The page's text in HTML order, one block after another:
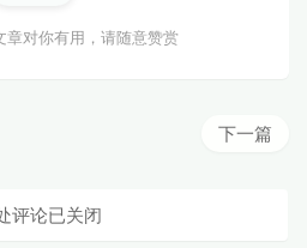
章对你有用，请随意赞赏
下一篇
评论已关闭